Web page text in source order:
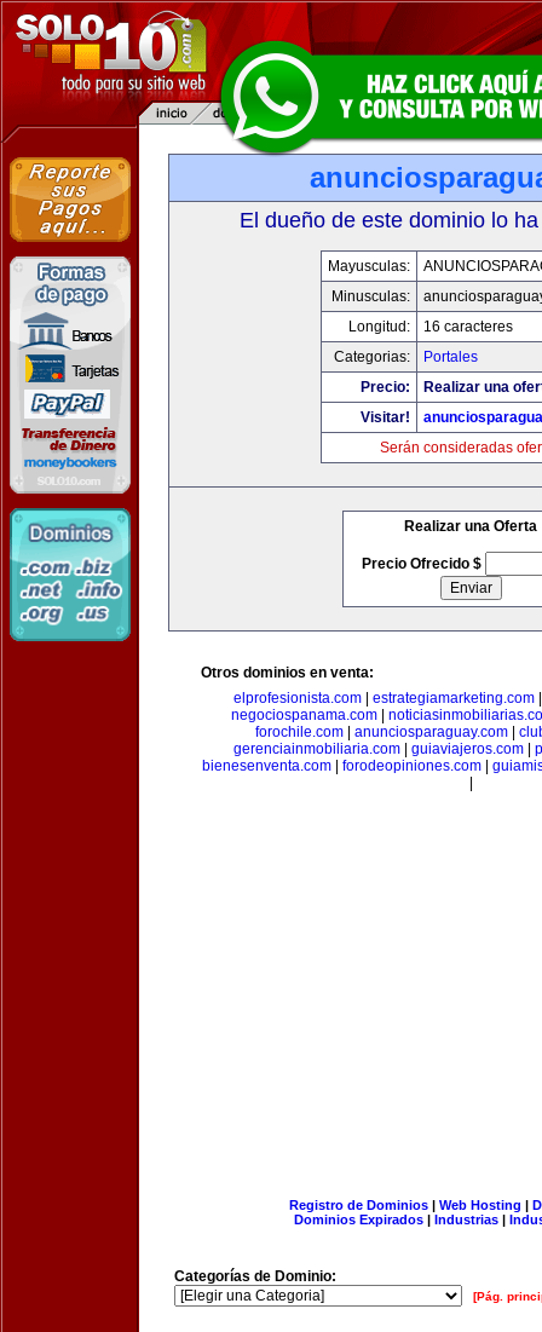
El dueño de este dominio lo
Mayusculas:
Minusculas:
Longitud:
16 caracteres
Categorias:
Portales
Precio:
Realizar una
Visitar!
Serán consideradas
Realizar una Oferta
Precio Ofrecido $
Otros dominios en venta:
elprofesionista.com
estrategiamarketing.com
negociospanama.com
forochile.com| anunciosparaguay.com|
gerenciainmobiliaria.com
guiaviajeros.com
bienesenventa.com
forodeopiniones.com
Registro de Dominios| Web Hosting |
Dominios Expirados | Industrias |
Categorías de Dominio:
[Pág.